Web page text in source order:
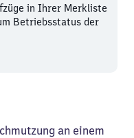
in Ihrer Merkliste
Betriebsstatus der
an einem